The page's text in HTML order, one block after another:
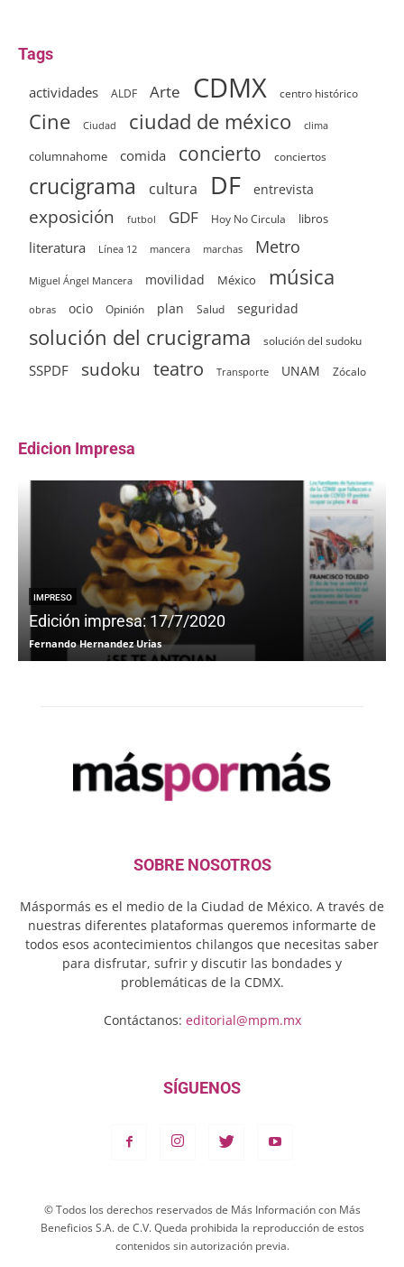
Tags
actividades ALDF Arte CDMX centro histórico
Cine Ciudad ciudad de méxico clima
columnahome comida concierto conciertos
crucigrama cultura DF entrevista
exposición futbol GDF Hoy No Circula libros
literatura Línea 12 mancera marchas Metro
Miguel Ángel Mancera movilidad México música
obras ocio Opinión plan Salud seguridad
solución del crucigrama solución del sudoku
SSPDF sudoku teatro Transporte UNAM Zócalo
Edicion Impresa
IMPRESO
Edición impresa: 17/7/2020
Fernando Hernandez Urias
SOBRE NOSOTROS
Máspormás es el medio de la Ciudad de México. A través de
nuestras diferentes plataformas queremos informarte de
todos esos acontecimientos chilangos que necesitas saber
para disfrutar, sufrir y discutir las bondades y
problemáticas de la CDMX.
Contáctanos: editorial@mpm.mx
SÍGUENOS
© Todos los derechos reservados de Más Información con Más
Beneficios S.A. de C.V. Queda prohibida la reproducción de estos
contenidos sin autorización previa.